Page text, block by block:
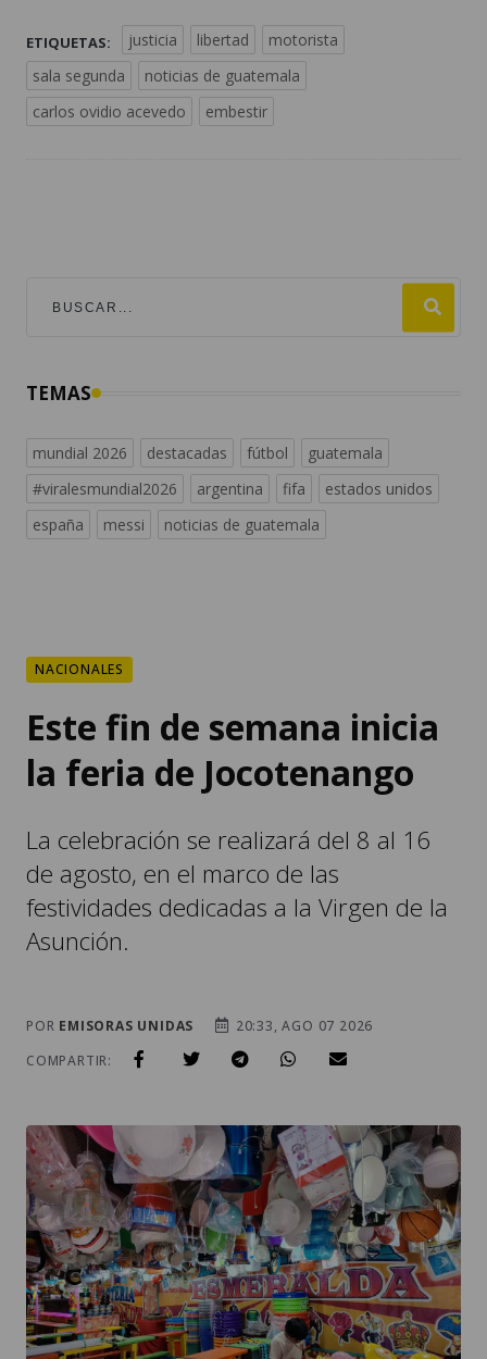
ETIQUETAS: justicia libertad
motorista
sala segunda
noticias de guatemala
carlos ovidio acevedo
embestir
TEMAS
mundial 2026 destacadas fútbol
guatemala
#viralesmundial2026
argentina fifa
estados unidos
españa
messi noticias de guatemala
NACIONALES
Este fin de semana inicia
la feria de Jocotenango
La celebración se realizará del 8 al 16
de agosto, en el marco de las
festividades dedicadas a la Virgen de la
Asunción.
POR EMISORAS UNIDAS
20:33, AGO 07 2026
COMPARTIR: